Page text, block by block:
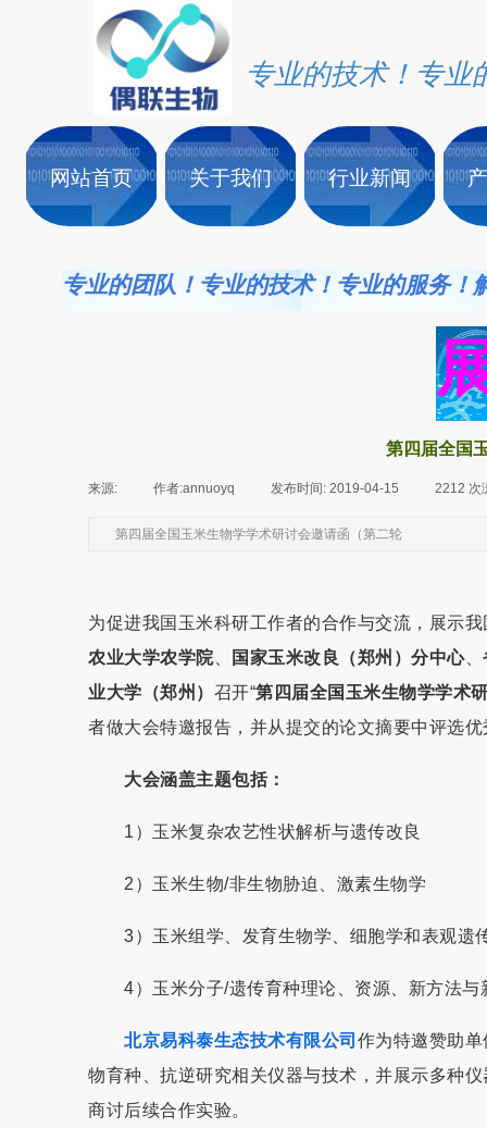
专业的技术！专业
网站首页 关于我们 行业新闻
专业的团队！专业的技术！专业的服务
第四届全国
来源: 作者:annuoyq 发布时间: 2019-04-15 2212 次
第四届全国玉米生物学学术研讨会邀请函（第二轮
为促进我国玉米科研工作者的合作与交流，展示
农业大学农学院、 国家玉米改良（郑州）分中心、
业大学（郑州） 召开“第四届全国玉米生物学学术
者做大会特邀报告，并从提交的论文摘要中评选
大会涵盖主题包括：
1）玉米复杂农艺性状解析与遗传改良
2）玉米生物/非生物胁迫、激素生物学
3）玉米组学、发育生物学、细胞学和表观遗
4）玉米分子/遗传育种理论、资源、新方法与
北京易科泰生态技术有限公司 作为特邀赞助
物育种、抗逆研究相关仪器与技术，并展示多种
商讨后续合作实验。